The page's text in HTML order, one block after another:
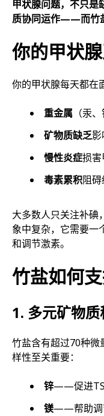
甲状腺问题，不只是
质协同运作——而竹
你的甲状
你的甲状腺每天都在
重金属 （汞
矿物质缺乏影
慢性炎症损害
毒素累积阻
大多数人只关注补碘
象中复杂，它需要一
和调节激素。
竹盐如何
1. 多元矿物
竹盐含有超过70种微
样性至关重要：
锌——促进
镁——帮助调